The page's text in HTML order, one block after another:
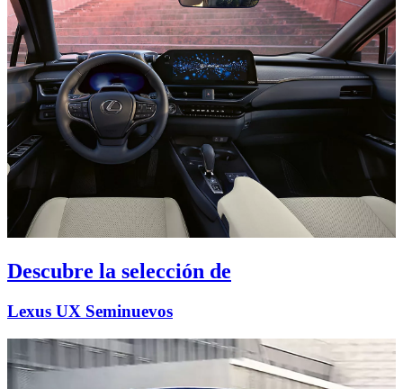
Descubre la selección de
Lexus UX Seminuevos